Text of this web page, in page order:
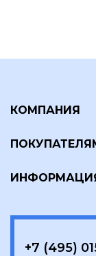
КОМПАНИЯ
+7 (495)